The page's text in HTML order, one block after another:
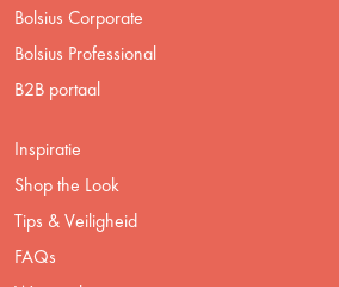
Bolsius Corporate
Bolsius Professional
B2B portaal
Inspiratie
Shop the Look
Tips & Veiligheid
FAQs